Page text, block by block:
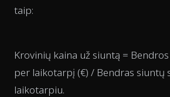
taip:
Krovinių kaina už siuntą =
per laikotarpį (€) / Bendras siuntų
laikotarpiu.